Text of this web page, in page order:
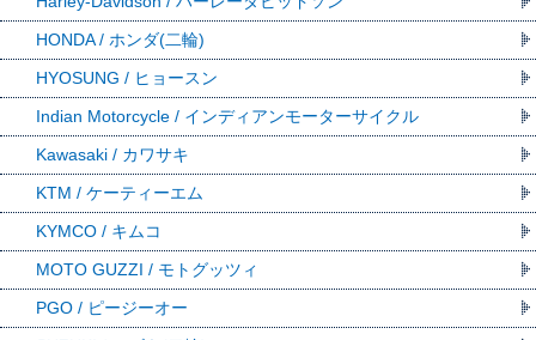
HONDA / ホンダ(二輪)
HYOSUNG / ヒョースン
Indian Motorcycle / インディアンモーターサイクル
Kawasaki / カワサキ
KTM / ケーティーエム
KYMCO / キムコ
MOTO GUZZI / モトグッツィ
PGO / ピージーオー